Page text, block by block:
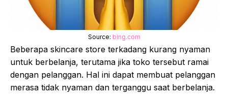
Source: bing.com
Beberapa skincare store terkadang kurang nyaman
untuk berbelanja, terutama jika toko tersebut ramai
dengan pelanggan. Hal ini dapat membuat pelanggan
merasa tidak nyaman dan terganggu saat berbelanja.